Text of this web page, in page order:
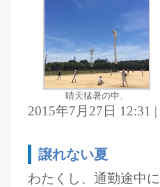
晴天猛暑の中、
2015年7月27日 12:31
譲れない夏
わたくし、通勤途中